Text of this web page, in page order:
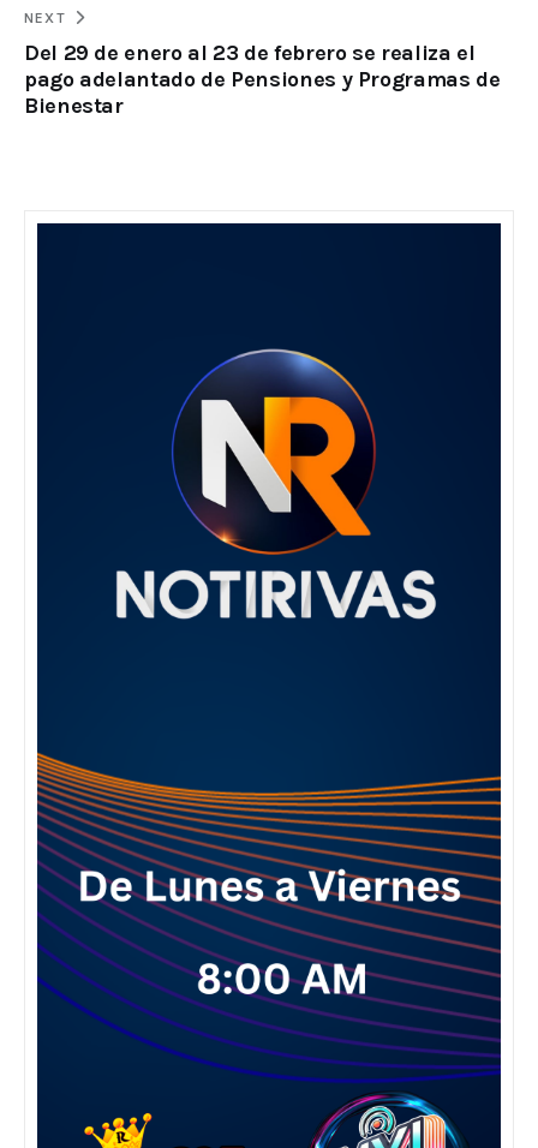
NEXT
Del 29 de enero al 23 de febrero se realiza el
pago adelantado de Pensiones y Programas de
Bienestar